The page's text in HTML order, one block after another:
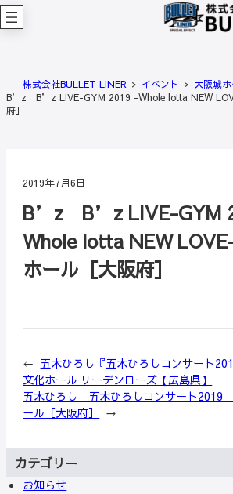
内
容
ッ
プ
株式会社BULLET LINER イベント
大阪城
B’z B’z LIVE-GYM 2019 -Whole lotta NEW
府］
2019年7月6日
B’z B’z LIVE-GYM
Whole lotta NEW
ホール［大阪府］
← 五木ひろし『五木ひろしコンサート
文化ホール リーデンローズ【広島県】
五木ひろし 五木ひろしコンサート2019
ール［大阪府］
→
カテゴリー
お知らせ